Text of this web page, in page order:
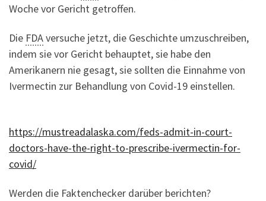
Woche vor Gericht getroffen.
Die FDAversuche jetzt, die Geschichte umzuschreiben,
indem sie vor Gericht behauptet, sie habe den
Amerikanern nie gesagt, sie sollten die Einnahme von
Ivermectin zur Behandlung von Covid-19 einstellen.
https://mustreadalaska.com/feds-admit-in-court-
doctors-have-the-right-to-prescribe-ivermectin-for-
covid/
Werden die Faktenchecker darüber berichten?